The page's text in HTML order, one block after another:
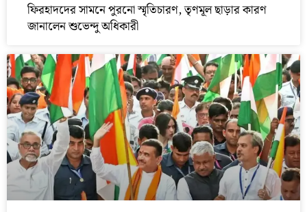
ফিরহাদদের সামনে পুরনো স্মৃতিচারণ, তৃণমূল ছাড়ার কারণ
জানালেন শুভেন্দু অধিকারী